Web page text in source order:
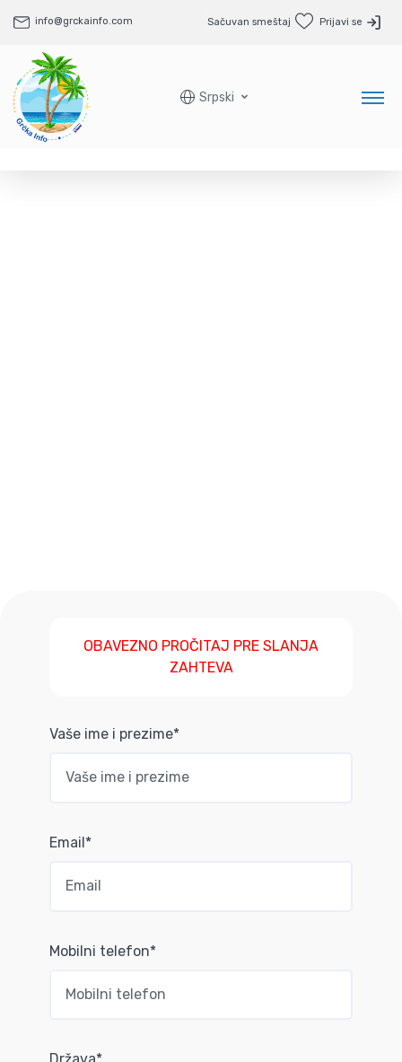
info@grckainfo.com Sačuvan smeštaj Prijavi se
Srpski
OBAVEZNO PROČITAJ PRE SLANJA
ZAHTEVA
Vaše ime i prezime*
Email*
Mobilni telefon*